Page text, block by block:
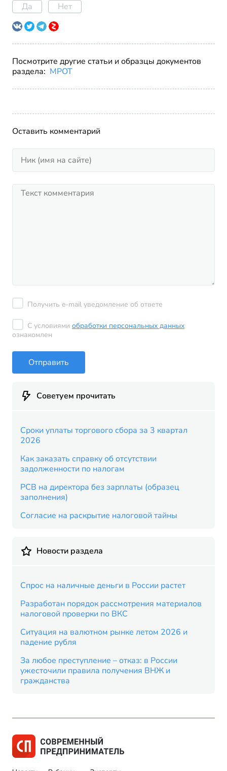
Да
Нет
Посмотрите другие статьи и образцы документов
раздела: МРОТ
Оставить комментарий
Получить e-mail уведомление об ответе
С условиями обработки персональных данных
ознакомлен
Отправить
Советуем прочитать
Cроки уплаты торгового сбора за 3 квартал
2026
Как заказать справку об отсутствии
задолженности по налогам
РСВ на директора без зарплаты (образец
заполнения)
Согласие на раскрытие налоговой тайны
Новости раздела
Спрос на наличные деньги в России растет
Разработан порядок рассмотрения материалов
налоговой проверки по ВКС
Ситуация на валютном рынке летом 2026 и
падение рубля
За любое преступление – отказ: в России
ужесточили правила получения ВНЖ и
гражданства